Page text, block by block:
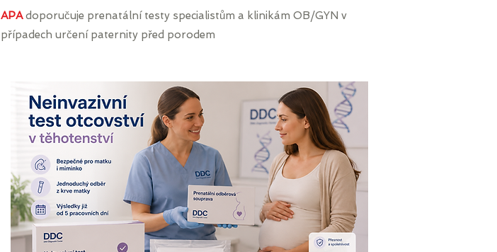
APAdoporučuje prenatální testy specialistům a klinikám OB/GYN v
případech určení paternity před porodem